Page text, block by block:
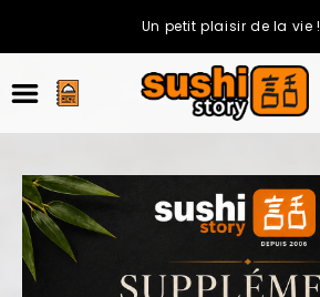
Un petit plaisir de la vie !